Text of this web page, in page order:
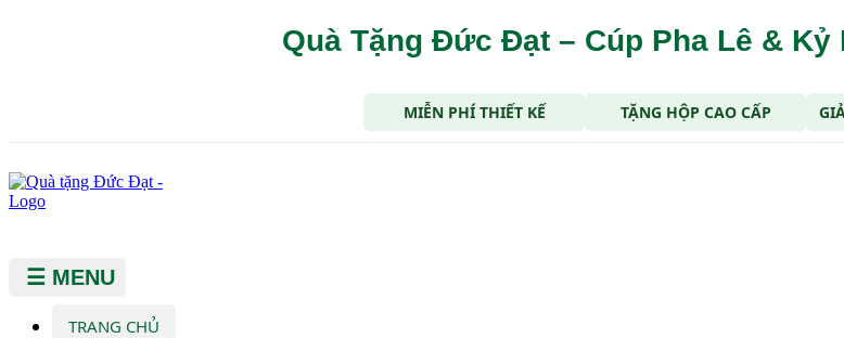
Quà Tặng Đức Đạt – Cúp Pha Lê & Kỷ
MIỄN PHÍ THIẾT KẾ TẶNG HỘP CAO CẤP
☰ MENU
TRANG CHỦ